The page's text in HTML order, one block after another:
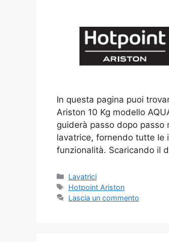
In questa pagina puoi
Ariston 10 Kg modello
guiderà passo dopo passo
lavatrice, fornendo tutte le
funzionalità. Scaricando il
Categorie
Lavatrici
Tag
Hotpoint Ariston
Lascia un commento